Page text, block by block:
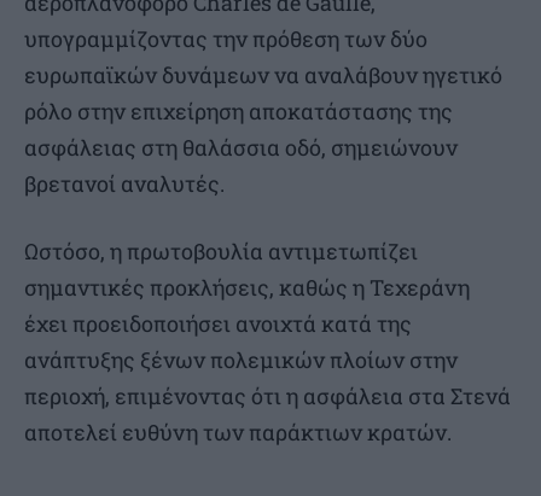
υπογραμμίζοντας την πρόθεση των δύο
ευρωπαϊκών δυνάμεων να αναλάβουν ηγετικό
ρόλο στην επιχείρηση αποκατάστασης της
ασφάλειας στη θαλάσσια οδό, σημειώνουν
βρετανοί αναλυτές.
Ωστόσο, η πρωτοβουλία αντιμετωπίζει
σημαντικές προκλήσεις, καθώς η Τεχεράνη
έχει προειδοποιήσει ανοιχτά κατά της
ανάπτυξης ξένων πολεμικών πλοίων στην
περιοχή, επιμένοντας ότι η ασφάλεια στα Στενά
αποτελεί ευθύνη των παράκτιων κρατών.